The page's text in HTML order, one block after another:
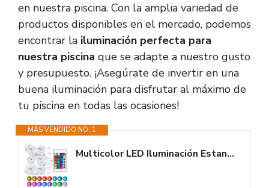
en nuestra piscina. Con la amplia variedad de
productos disponibles en el mercado, podemos
encontrar la iluminación perfecta para
nuestra piscina que se adapte a nuestro gusto
y presupuesto. ¡Asegúrate de invertir en una
buena iluminación para disfrutar al máximo de
tu piscina en todas las ocasiones!
MÁS VENDIDO NO. 1
Multicolor LED Iluminación Estanque, 4 Modos 16 Colores, 6pcs Mini Luces...